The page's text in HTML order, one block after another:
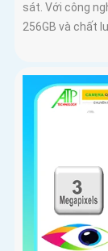
sát. Với công
256GB và chất